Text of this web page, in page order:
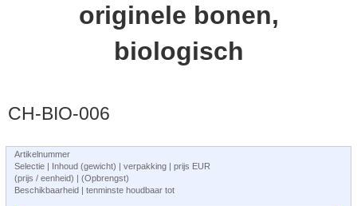
originele bonen,
biologisch
CH-BIO-006
Artikelnummer
Selectie | Inhoud (gewicht) | verpakking | prijs EUR
(prijs / eenheid) | (Opbrengst)
Beschikbaarheid | tenminste houdbaar tot